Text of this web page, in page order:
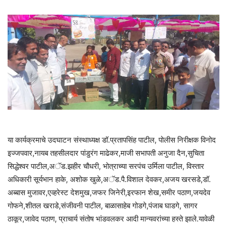
या कार्यक्रमाचे उदघाटन संस्थाध्यक्ष डॉ.प्रतापसिंह पाटील, पोलीस निरीक्षक विनोद
इज्जपवार,नायब तहसीलदार पांडुरंग माढेकर,माजी सभापती अनुजा दैन,सुचिता
सिद्धेश्वर पाटील,अॅड.झहीर चौधरी, भोत्राच्या सरपंच उर्मिला पाटील, विस्तार
अधिकारी सूर्यभान हाके, अशोक खुळे,अॅड.पै.विशाल देवकर,अजय खरसडे,डॉ.
अब्बास मुजावर,एव्हरेस्ट देशमुख,जफर जिनेरी,इरफान शेख,समीर पठाण,जयदेव
गोफने,शीतल खराडे,संजीवनी पाटील, बाळासाहेब गोडगे,पंजाब घाडगे, सागर
ठाकूर,जावेद पठाण, प्राचार्य संतोष भांडवलकर आदी मान्यवरांच्या हस्ते झाले.यावेळी